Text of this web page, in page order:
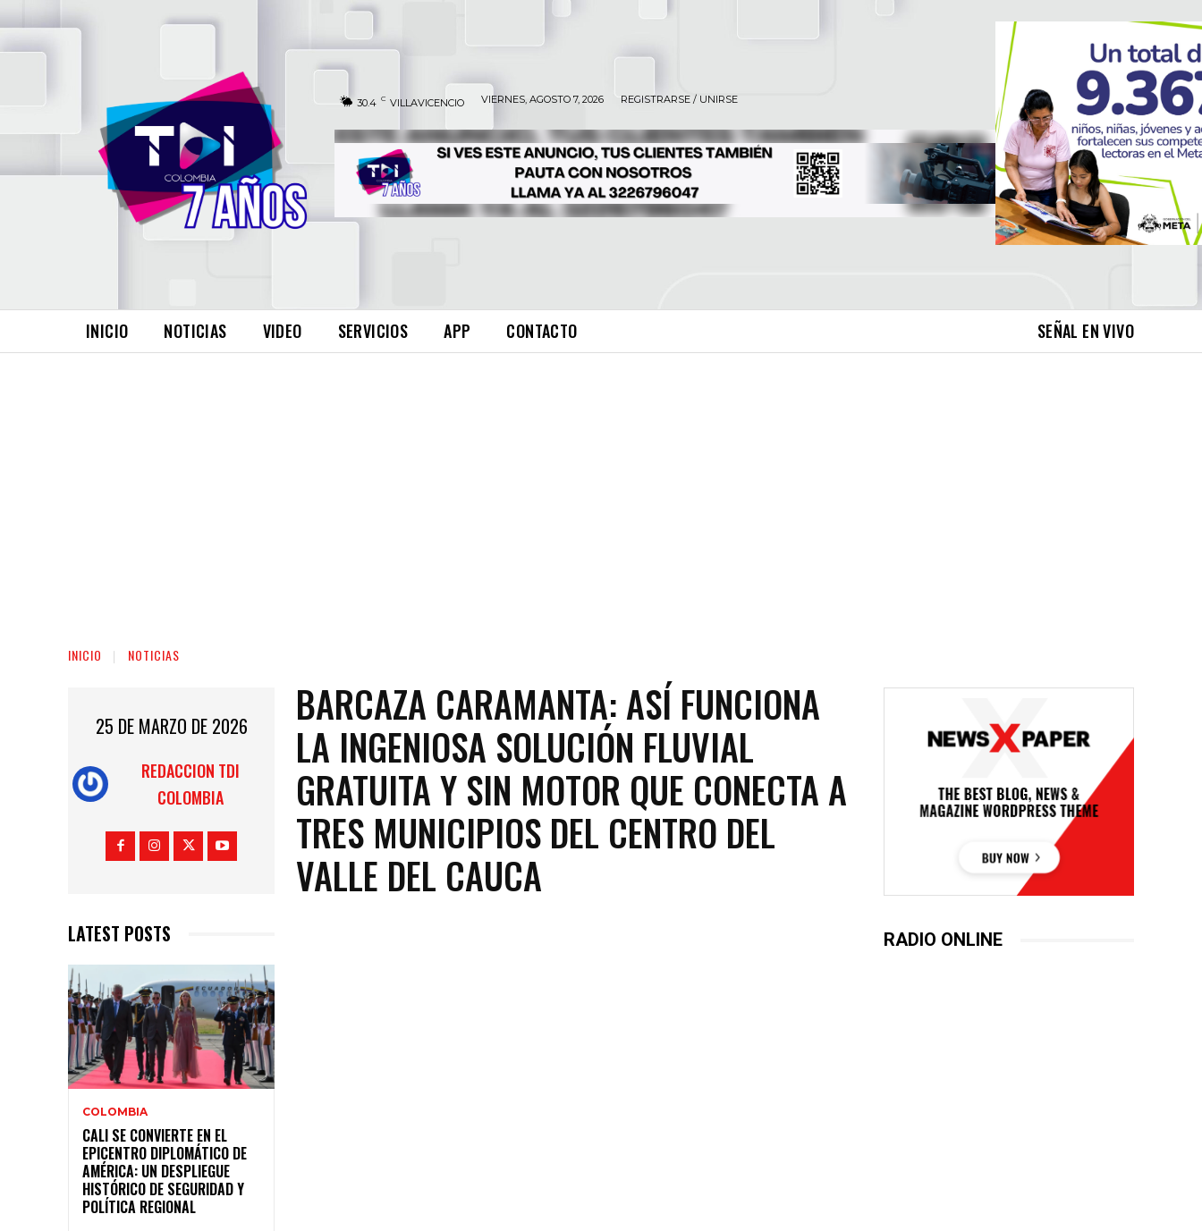
30.4 C VILLAVICENCIO VIERNES, AGOSTO 7, 2026 REGISTRARSE / UNIRSE
INICIO NOTICIAS VIDEO SERVICIOS APP CONTACTO SEÑAL EN VIVO
INICIO NOTICIAS
25 DE MARZO DE 2026
REDACCION TDI
COLOMBIA
LATEST POSTS
COLOMBIA
CALI SE CONVIERTE EN EL
EPICENTRO DIPLOMÁTICO DE
AMÉRICA: UN DESPLIEGUE
HISTÓRICO DE SEGURIDAD Y
POLÍTICA REGIONAL
BARCAZA CARAMANTA: ASÍ FUNCIONA
LA INGENIOSA SOLUCIÓN FLUVIAL
GRATUITA Y SIN MOTOR QUE CONECTA A
TRES MUNICIPIOS DEL CENTRO DEL
VALLE DEL CAUCA
RADIO ONLINE